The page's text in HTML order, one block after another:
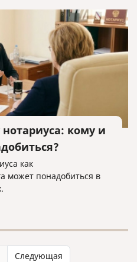
кому и
как
может понадобиться в
Следующая